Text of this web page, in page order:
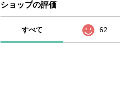
ショップの評価
すべて 62